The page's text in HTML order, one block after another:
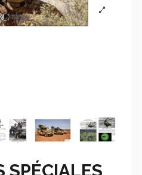
SPÉCIALES